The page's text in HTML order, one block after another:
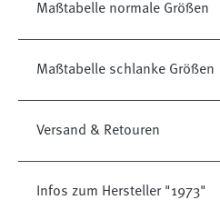
Maßtabelle normale Größen
Maßtabelle schlanke Größen
Versand & Retouren
Infos zum Hersteller "1973"